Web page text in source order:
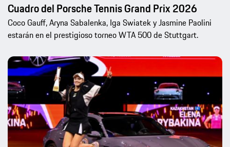
Cuadro del Porsche Tennis Grand Prix 2026
Coco Gauff, Aryna Sabalenka, Iga Swiatek y Jasmine Paolini
estarán en el prestigioso torneo WTA 500 de Stuttgart.